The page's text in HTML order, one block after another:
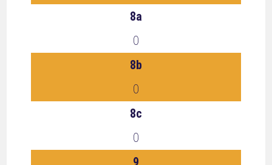
8a
0
8b
0
8c
0
9